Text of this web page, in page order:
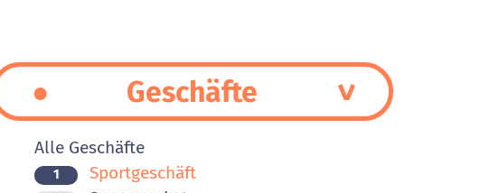
Geschäfte
Alle Geschäfte
1 Sportgeschäft